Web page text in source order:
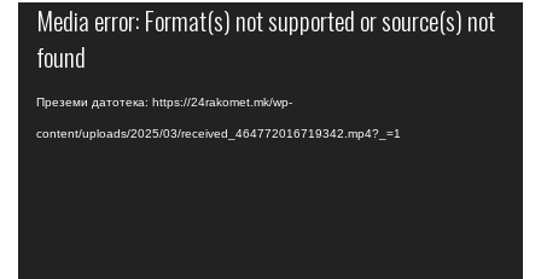
Видео
плејер
Media error: Format(s) not supported or source(s) not
found
Преземи датотека: https://24rakomet.mk/wp-
content/uploads/2025/03/received_464772016719342.mp4?_=1